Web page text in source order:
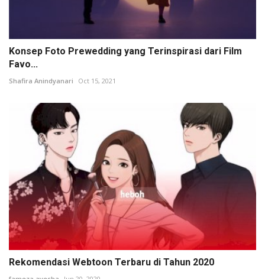
Konsep Foto Prewedding yang Terinspirasi dari Film
Favo...
Shafira Anindyanari Oct 15, 2021
Rekomendasi Webtoon Terbaru di Tahun 2020